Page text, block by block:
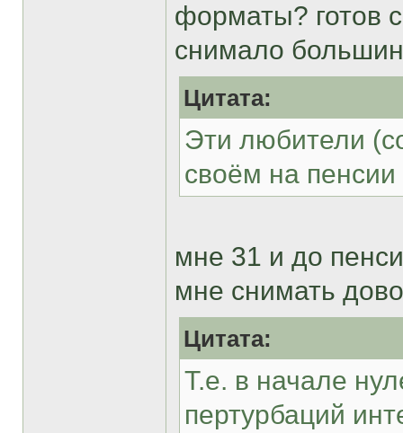
форматы? готов
снимало
Цитата:
Эти любители
своём на пенсии
мне 31 и до
мне снимать
Цитата:
Т.е. в начале
пертурбаций